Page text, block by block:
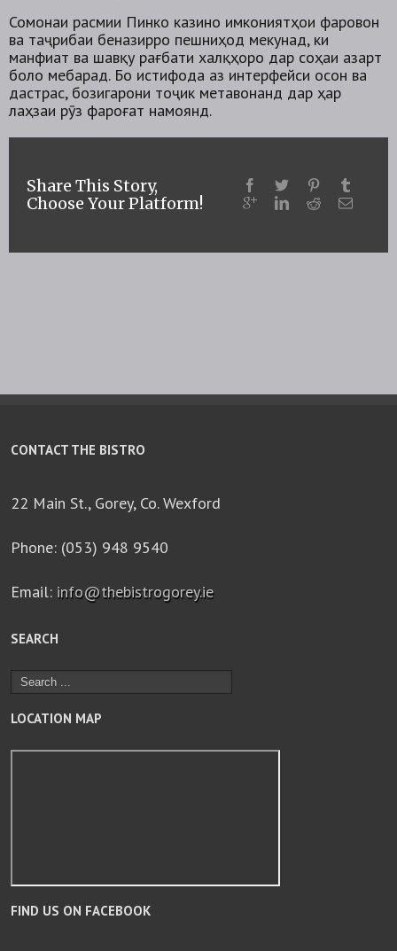
Сомонаи расмии Пинко казино имкониятҳои фаровон
ва таҷрибаи беназирро пешниҳод мекунад, ки
манфиат ва шавқу рағбати халқҳоро дар соҳаи азарт
боло мебарад. Бо истифода аз интерфейси осон ва
дастрасӣ, бозигарони тоҷик метавонанд дар ҳар
лаҳзаи рӯз фароғат намоянд.
Share This Story,
Choose Your Platform!
CONTACT THE BISTRO
22 Main St., Gorey, Co. Wexford
Phone: (053) 948 9540
Email: info@thebistrogorey.ie
SEARCH
LOCATION MAP
FIND US ON FACEBOOK